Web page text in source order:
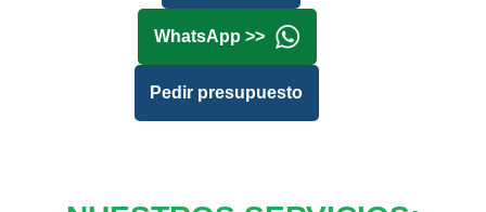
WhatsApp >>
Pedir presupuesto